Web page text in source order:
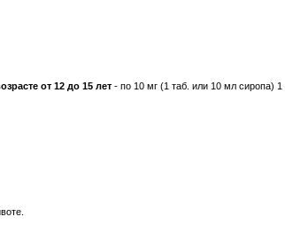
от 12 до 15 лет - по 10 мг (1 таб. или 10 мл сиропа) 1